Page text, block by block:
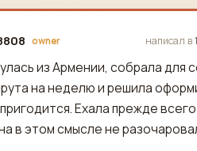
owner написал в
из Армении, собрала для
на неделю и решила
Ехала прежде
в этом смысле не